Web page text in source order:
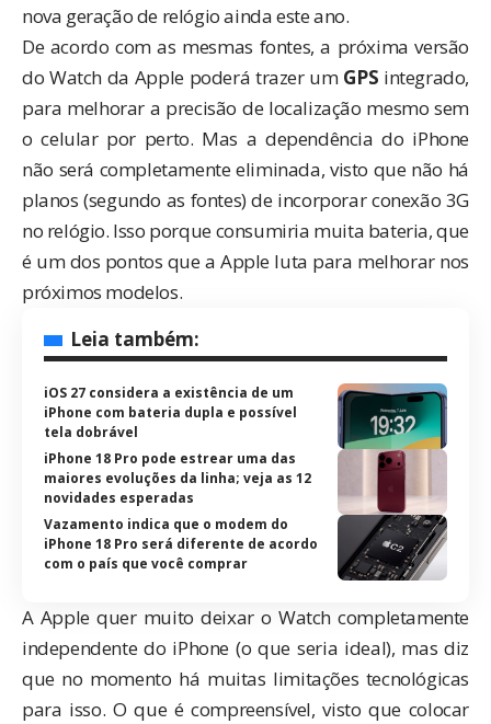
nova geração de relógio ainda este ano.
De acordo com as mesmas fontes, a próxima versão
do Watch da Apple poderá trazer um GPS integrado,
para melhorar a precisão de localização mesmo sem
o celular por perto. Mas a dependência do iPhone
não será completamente eliminada, visto que não há
planos (segundo as fontes) de incorporar conexão 3G
no relógio. Isso porque consumiria muita bateria, que
é um dos pontos que a Apple luta para melhorar nos
próximos modelos.
Leia também:
iOS 27 considera a existência de um
iPhone com bateria dupla e possível
tela dobrável
iPhone 18 Pro pode estrear uma das
maiores evoluções da linha; veja as 12
novidades esperadas
Vazamento indica que o modem do
iPhone 18 Pro será diferente de acordo
com o país que você comprar
A Apple quer muito deixar o Watch completamente
independente do iPhone (o que seria ideal), mas diz
que no momento há muitas limitações tecnológicas
para isso. O que é compreensível, visto que colocar